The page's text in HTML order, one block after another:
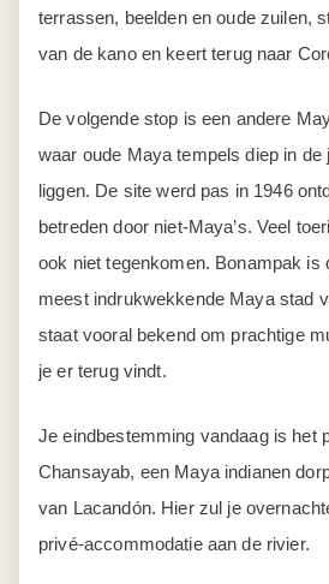
terrassen, beelden en oude zuilen,
van de kano en keert terug naar
De volgende stop is een andere
waar oude Maya tempels diep in de
liggen. De site werd pas in 1946
betreden door niet-Maya’s. Veel
ook niet tegenkomen. Bonampak is
meest indrukwekkende Maya stad
staat vooral bekend om prachtige
je er terug vindt.
Je eindbestemming vandaag is het
Chansayab, een Maya indianen
van Lacandón. Hier zul je
privé-accommodatie aan de rivier.